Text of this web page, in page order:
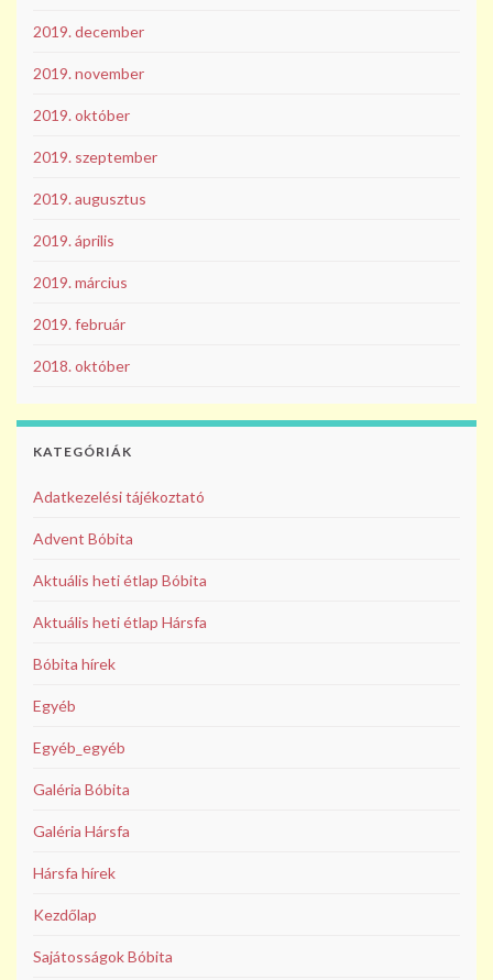
2019. december
2019. november
2019. október
2019. szeptember
2019. augusztus
2019. április
2019. március
2019. február
2018. október
KATEGÓRIÁK
Adatkezelési tájékoztató
Advent Bóbita
Aktuális heti étlap Bóbita
Aktuális heti étlap Hársfa
Bóbita hírek
Egyéb
Egyéb_egyéb
Galéria Bóbita
Galéria Hársfa
Hársfa hírek
Kezdőlap
Sajátosságok Bóbita